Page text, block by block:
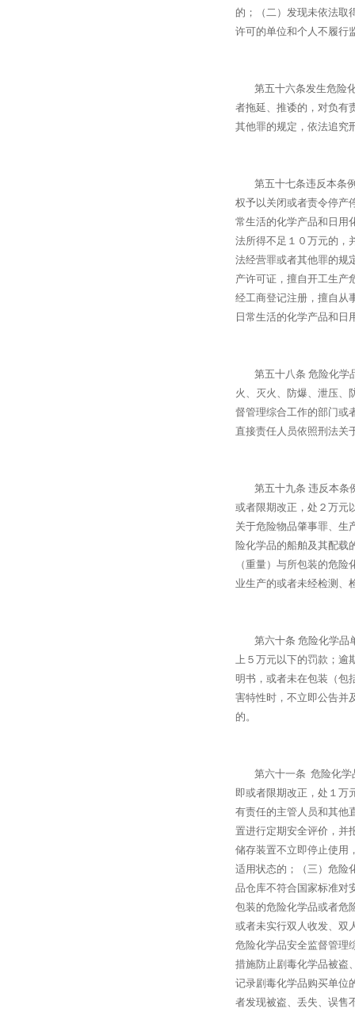
的；（二）发现未依法取
许可的单位和个人不履行
第五十六条发生危险化
者拖延、推诿的，对负有
其他罪的规定，依法追究
第五十七条违反本条例
权予以关闭或者责令停产
常生活的化学产品和日用
法所得不足１０万元的，
法经营罪或者其他罪的规
产许可证，擅自开工生产
经工商登记注册，擅自从
日常生活的化学产品和日
第五十八条 危险化学品
火、灭火、防爆、泄压、
督管理综合工作的部门或
直接责任人员依照刑法关
第五十九条 违反本条例
或者限期改正，处２万元
关于危险物品肇事罪、生
险化学品的船舶及其配载
（重量）与所包装的危
业生产的或者未经检测、
第六十条 危险化学品单
上５万元以下的罚款；逾
明书，或者未在包装（包
害特性时，不立即公告并
的。
第六十一条 危险化学品
即或者限期改正，处１万
有责任的主管人员和其他
置进行定期安全评价，并
储存装置不立即停止使用
适用状态的；（三）危险
品仓库不符合国家标准对
包装的危险化学品或者危
或者未实行双人收发、双
危险化学品安全监督管理
措施防止剧毒化学品被盗
记录剧毒化学品购买单位
者发现被盗、丢失、误售